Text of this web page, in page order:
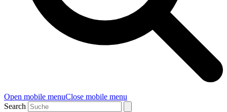
Open mobile menuClose mobile menu
Search